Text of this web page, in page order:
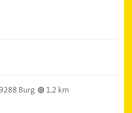
Burg
1,2 km